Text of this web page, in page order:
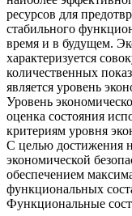
ресурсов для
стабильного
время и в будущем.
характеризуется
количественных
является уровень
Уровень
оценка состояния
критериям уровня
С целью достижения
экономической
обеспечением
функциональных
Функциональные